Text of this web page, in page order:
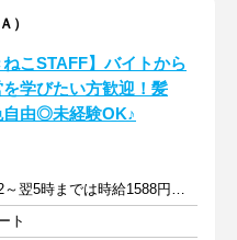
）
ねこSTAFF】バイトから
を学びたい方歓迎！髪
自由◎未経験OK♪
時給1270円～(22～翌5時までは時給1588円～)+交通費規定支給
ト